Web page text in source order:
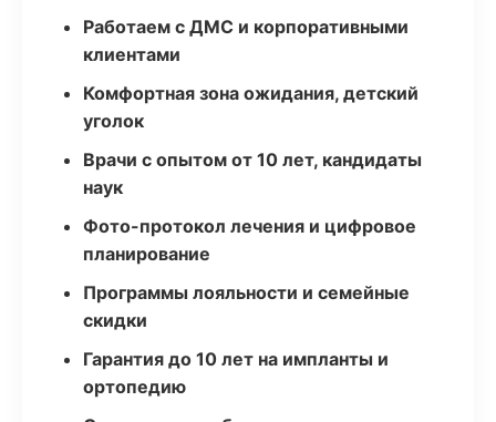
Работаем с ДМС и корпоративными
клиентами
Комфортная зона ожидания, детский
уголок
Врачи с опытом от 10 лет, кандидаты
наук
Фото-протокол лечения и цифровое
планирование
Программы лояльности и семейные
скидки
Гарантия до 10 лет на импланты и
ортопедию